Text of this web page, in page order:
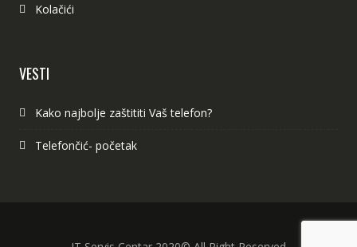
Kolačići
VESTI
Kako najbolje zaštititi Vaš telefon?
Telefončić- početak